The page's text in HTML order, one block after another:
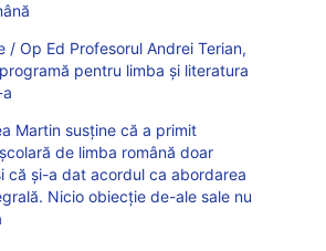
/ Op Ed Profesorul Andrei Terian,
pentru limba și literatura
Martin susține că a primit
de limba română doar
că și-a dat acordul ca abordarea
Nicio obiecție de-ale sale nu